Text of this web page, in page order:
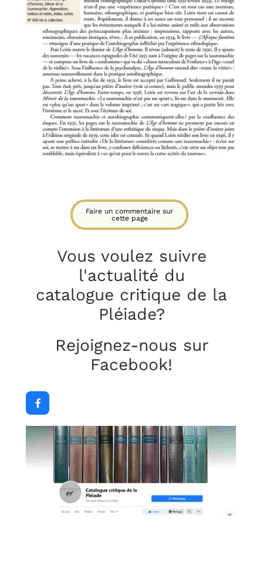
Faire un commentaire sur
cette page
Vous voulez suivre
l'actualité du
catalogue critique de la
Pléiade?
Rejoignez-nous sur
Facebook!
